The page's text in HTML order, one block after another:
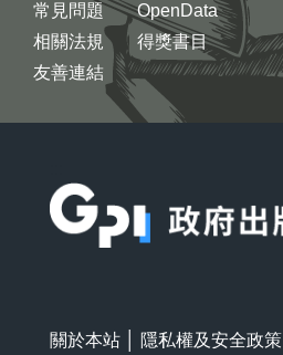
常見問題
相關法規
友善連結
OpenData
得獎書目
關於本站 隱私權及安全政策